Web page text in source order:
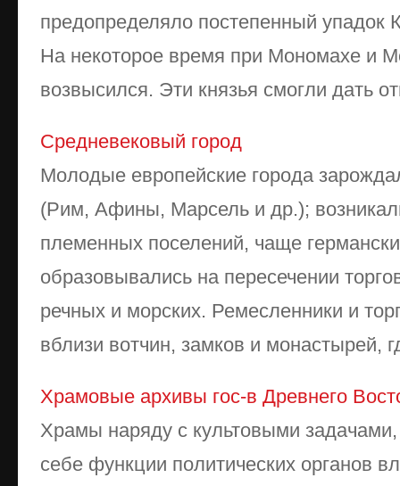
предопределяло постепенный упадок
На некоторое время при Мономахе и
возвысился. Эти князья смогли дать
Средневековый город
Молодые европейские города
(Рим, Афины, Марсель и др.);
племенных поселений, чаще
образовывались на пересечении
речных и морских. Ремесленники и
вблизи вотчин, замков и монастырей,
Храмовые архивы гос-в Древнего
Храмы наряду с культовыми
себе функции политических органов